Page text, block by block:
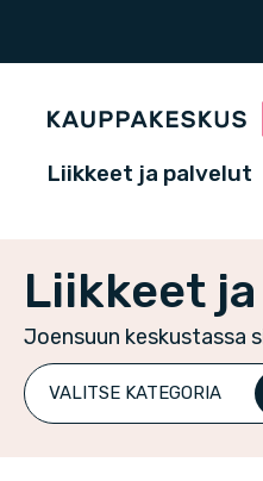
Liikkeet ja palvelut
Liikkeet
Joensuun keskustassa
Valitse
kategoria